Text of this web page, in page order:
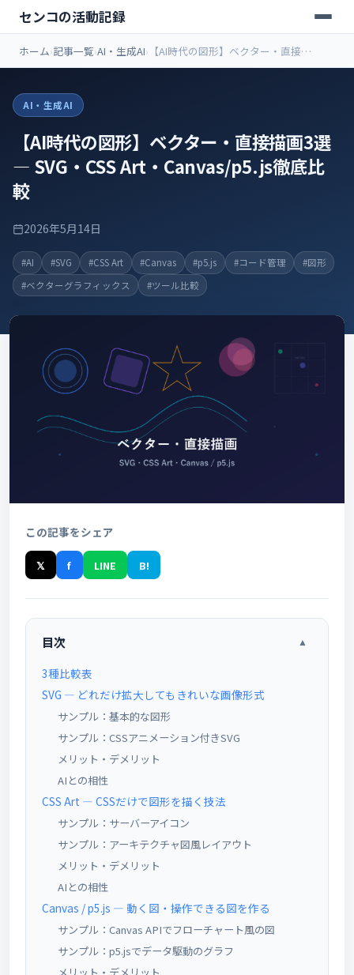
センコの活動記録
ホーム 記事一覧 AI・生成AI
【AI時代の図形】ベクター・直接描
画3選 — SVG・CSS Art・
AI・生成AI
【AI時代の図形】ベクター・直接描画3選
— SVG・CSS Art・Canvas/p5.js徹底比
較
2026年5月14日
#AI #SVG #CSS Art #Canvas #p5.js #コード管理
#図形
#ベクターグラフィックス
#ツール比較
この記事をシェア
𝕏 f LINE B!
目次 ▲
3種比較表
SVG — どれだけ拡大してもきれいな画像形式
サンプル：基本的な図形
サンプル：CSSアニメーション付きSVG
メリット・デメリット
AIとの相性
CSS Art — CSSだけで図形を描く技法
サンプル：サーバーアイコン
サンプル：アーキテクチャ図風レイアウト
メリット・デメリット
AIとの相性
Canvas / p5.js — 動く図・操作できる図を作る
サンプル：Canvas APIでフローチャート風の図
サンプル：p5.jsでデータ駆動のグラフ